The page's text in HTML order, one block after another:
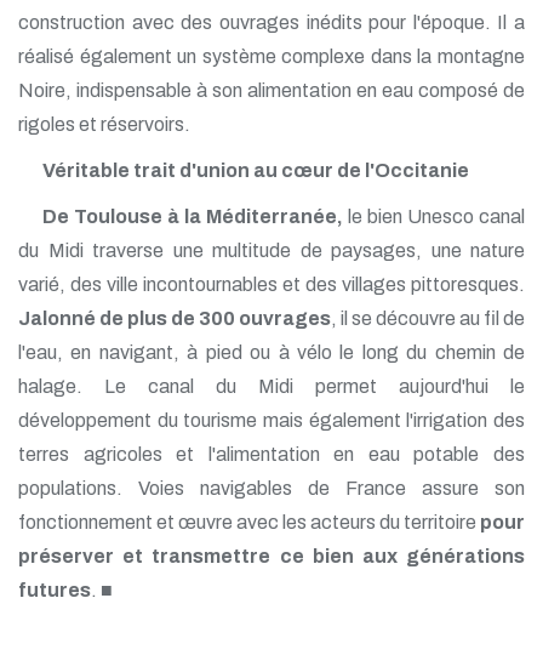
construction avec des ouvrages inédits pour l'époque. Il a
réalisé également un système complexe dans la montagne
Noire, indispensable à son alimentation en eau composé de
rigoles et réservoirs.
Véritable trait d'union au cœur de l'Occitanie
De Toulouse à la Méditerranée, le bien Unesco canal
du Midi traverse une multitude de paysages, une nature
varié, des ville incontournables et des villages pittoresques.
Jalonné de plus de 300 ouvrages, il se découvre au fil de
l'eau, en navigant, à pied ou à vélo le long du chemin de
halage. Le canal du Midi permet aujourd'hui le
développement du tourisme mais également l'irrigation des
terres agricoles et l'alimentation en eau potable des
populations. Voies navigables de France assure son
fonctionnement et œuvre avec les acteurs du territoire pour
préserver et transmettre ce bien aux générations
futures. ■